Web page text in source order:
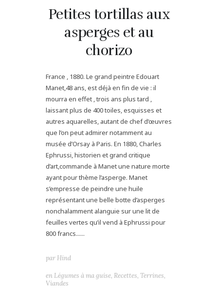
Petites tortillas aux
asperges et au
chorizo
France , 1880. Le grand peintre Edouart
Manet,48 ans, est déjà en fin de vie : il
mourra en effet , trois ans plus tard ,
laissant plus de 400 toiles, esquisses et
autres aquarelles, autant de chef d’œuvres
que l’on peut admirer notamment au
musée d’Orsay à Paris. En 1880, Charles
Ephrussi, historien et grand critique
d’art,commande à Manet une nature morte
ayant pour thème l’asperge. Manet
s’empresse de peindre une huile
représentant une belle botte d’asperges
nonchalamment alanguie sur une lit de
feuilles vertes qu’il vend à Ephrussi pour
800 francs......
par Hind
en Légumes à ma guise, Recettes, Terrines,
Viandes